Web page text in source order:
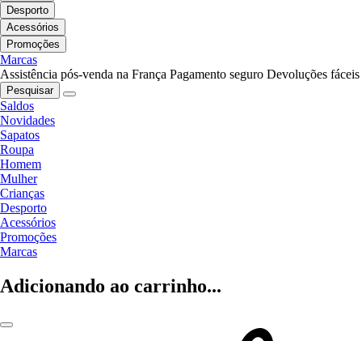
Desporto
Acessórios
Promoções
Marcas
Assistência pós-venda na França Pagamento seguro Devoluções fáceis
Pesquisar
Saldos
Novidades
Sapatos
Roupa
Homem
Mulher
Crianças
Desporto
Acessórios
Promoções
Marcas
Adicionando ao carrinho...